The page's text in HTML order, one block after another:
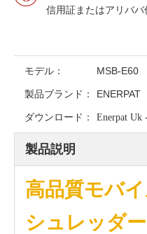
信用証またはアリバ
モデル： MSB-E60
製品ブランド： ENERPAT
ダウンロード： Enerpat Uk
製品説明
高品質モバ
シュレッダー